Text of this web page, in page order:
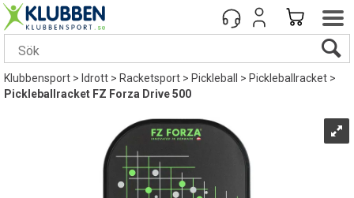
Klubbensport> Idrott>Racketsport>Pickleball >Pickleballracket>
Pickleballracket FZ Forza Drive 500